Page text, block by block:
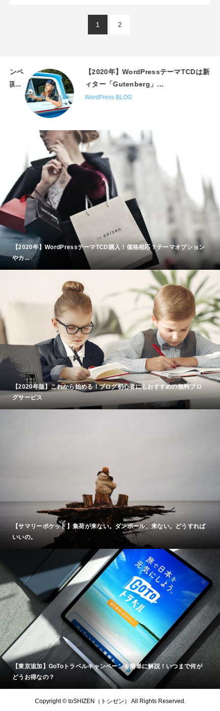
1 2
【2020年】WordPressテーマTCDは新エデ
ィター「Gutenberg」...
WordPress BLOG
【2020年】WordPressテーマTCD購入！価格相応？テーマオプション
やカ...
【2020年版】これから始める！ブログ初心者にもおすすめの無料ブロ
グサービス
【サマリーポケット】集荷が来ない。ダンボール、来ない。どうすれば
いいの。
【東京追加】GoToトラベルキャンペーンを簡単に解説！いつまで何が
どうお得なの？
Copyright © toSHIZEN（トシゼン） All Rights Reserved.